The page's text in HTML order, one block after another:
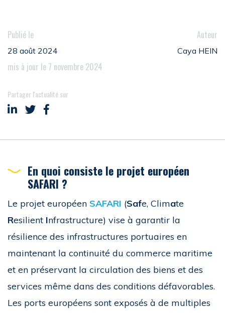
Publié le
28 août 2024
mis à jour le 7 novembre 2024
Auteur
Caya HEIN
Partager l'actualité sur
Partager sur LinkedIn
Partager sur Twitter
Partager sur Facebook
En quoi consiste le projet européen
SAFARI ?
Le projet européen SAFARI (Safe, Climate
Resilient Infrastructure) vise à garantir la
résilience des infrastructures portuaires en
maintenant la continuité du commerce maritime
et en préservant la circulation des biens et des
services même dans des conditions défavorables.
Les ports européens sont exposés à de multiples